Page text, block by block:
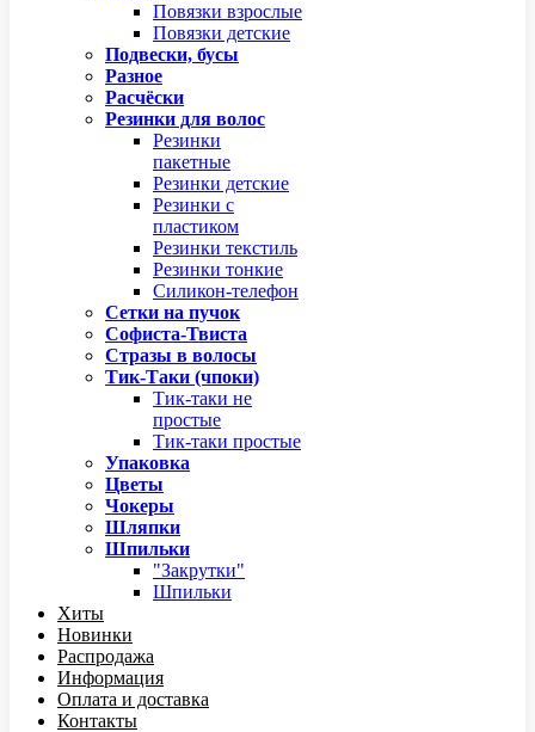
Повязки взрослые
Повязки детские
Подвески, бусы
Разное
Расчёски
Резинки для волос
Резинки
пакетные
Резинки детские
Резинки с
пластиком
Резинки текстиль
Резинки тонкие
Силикон-телефон
Сетки на пучок
Софиста-Твиста
Стразы в волосы
Тик-Таки (чпоки)
Тик-таки не
простые
Тик-таки простые
Упаковка
Цветы
Чокеры
Шляпки
Шпильки
"Закрутки"
Шпильки
Хиты
Новинки
Распродажа
Информация
Оплата и доставка
Контакты